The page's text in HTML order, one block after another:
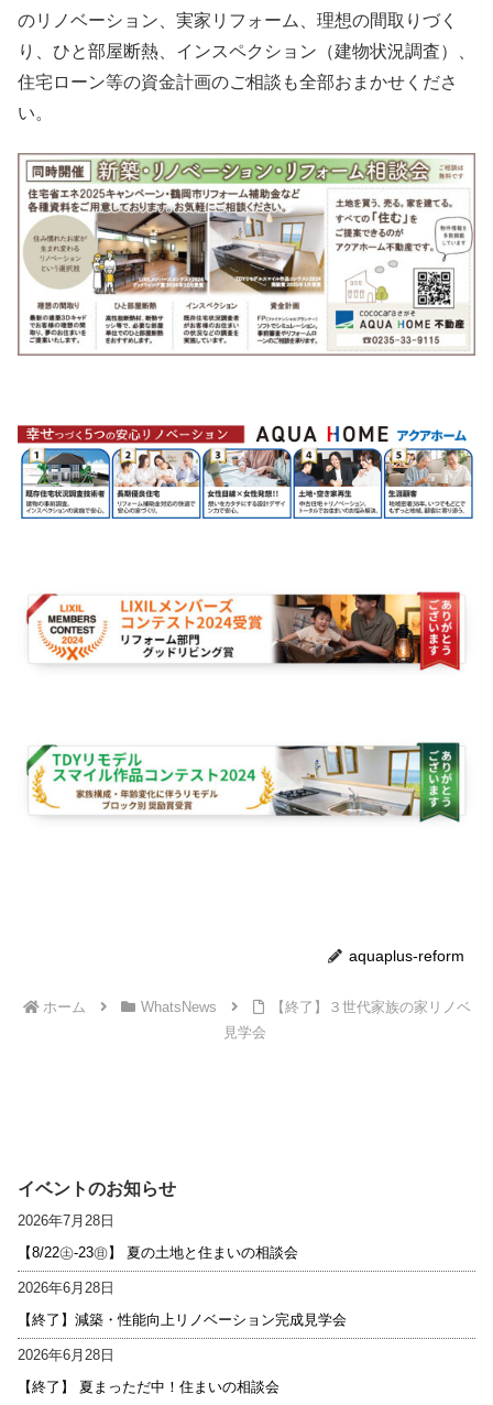
のリノベーション、実家リフォーム、理想の間取りづく
り、ひと部屋断熱、インスペクション（建物状況調査）、
住宅ローン等の資金計画のご相談も全部おまかせくださ
い。
aquaplus-reform
ホーム WhatsNews
【終了】３世代家族の家リノベ
見学会
イベントのお知らせ
2026年7月28日
【8/22㊏-23㊐】 夏の土地と住まいの相談会
2026年6月28日
【終了】減築・性能向上リノベーション完成見学会
2026年6月28日
【終了】 夏まっただ中！住まいの相談会